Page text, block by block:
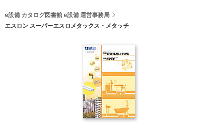
e設備 カタログ図書館 e設備 運営事務局
エスロン スーパーエスロメタックス・メタッチ